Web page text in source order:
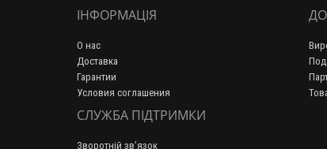
ІНФОРМАЦІЯ
О нас
Доставка
Гарантии
Условия соглашения
СЛУЖБА ПІДТРИМКИ
Зворотній зв’язок